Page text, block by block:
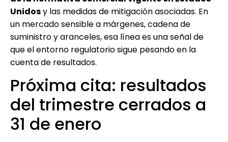
Unidosy las medidas de mitigación asociadas. En
un mercado sensible a márgenes, cadena de
suministro y aranceles, esa línea es una señal de
que el entorno regulatorio sigue pesando en la
cuenta de resultados.
Próxima cita: resultados
del trimestre cerrados a
31 de enero